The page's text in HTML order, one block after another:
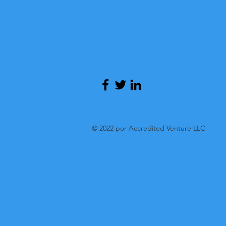
© 2022 por Accredited Venture LLC